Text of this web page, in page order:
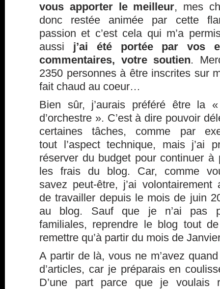
vous apporter le meilleur, mes
donc restée animée par cette
passion et c’est cela qui m’a
aussi j’ai été portée par vos
commentaires, votre soutien.
2350 personnes à être inscrites sur
fait chaud au coeur…
Bien sûr, j’aurais préféré être la
d’orchestre ». C’est à dire pouvoir
certaines tâches, comme par
tout l’aspect technique, mais j’ai
réserver du budget pour continuer à
les frais du blog. Car, comme
savez peut-être, j’ai volontairement
de travailler depuis le mois de juin
au blog. Sauf que je n’ai pas
familiales, reprendre le blog tout
remettre qu’à partir du mois de
A partir de là, vous ne m’avez
d’articles, car je préparais en
D’une part parce que je voulais